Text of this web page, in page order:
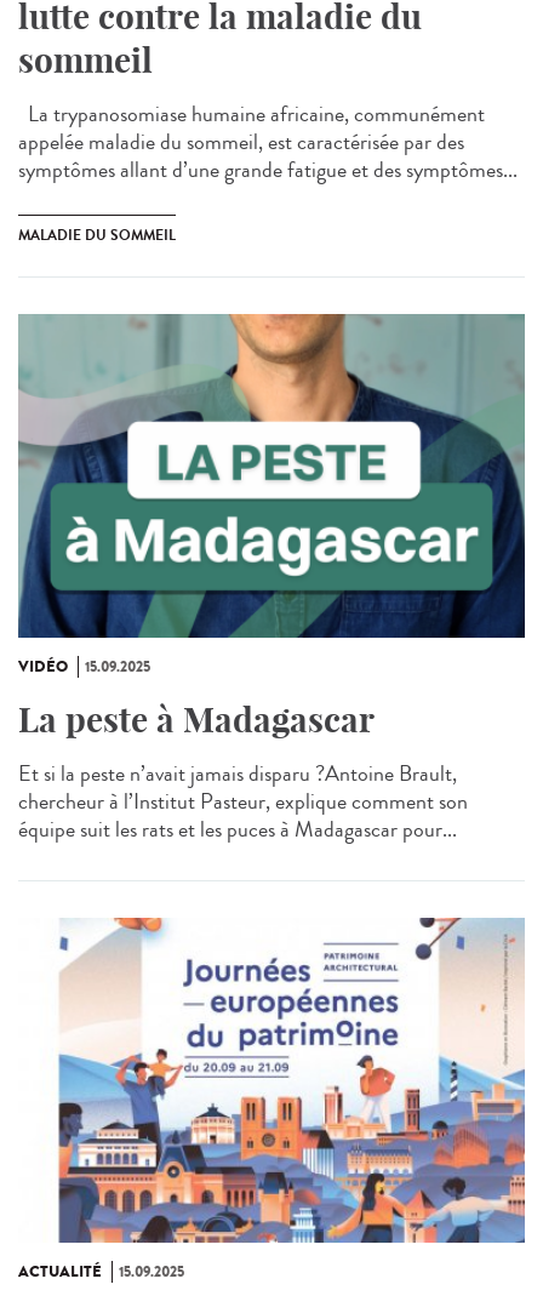
lutte contre la maladie du
sommeil
La trypanosomiase humaine africaine, communément
appelée maladie du sommeil, est caractérisée par des
symptômes allant d’une grande fatigue et des symptômes...
MALADIE DU SOMMEIL
VIDÉO 15.09.2025
La peste à Madagascar
Et si la peste n’avait jamais disparu ?Antoine Brault,
chercheur à l’Institut Pasteur, explique comment son
équipe suit les rats et les puces à Madagascar pour...
ACTUALITÉ 15.09.2025